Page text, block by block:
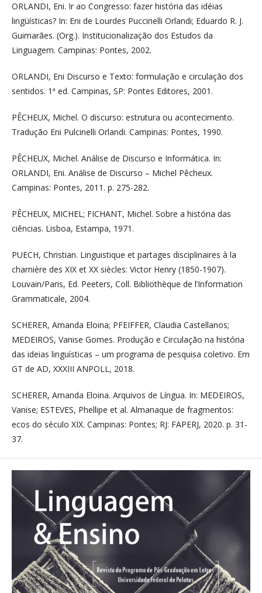
ORLANDI, Eni. Ir ao Congresso: fazer história das idéias
lingüísticas? In: Eni de Lourdes Puccinelli Orlandi; Eduardo R. J.
Guimarães. (Org.). Institucionalização dos Estudos da
Linguagem. Campinas: Pontes, 2002.
ORLANDI, Eni Discurso e Texto: formulação e circulação dos
sentidos. 1ª ed. Campinas, SP: Pontes Editores, 2001.
PÊCHEUX, Michel. O discurso: estrutura ou acontecimento.
Tradução Eni Pulcinelli Orlandi. Campinas: Pontes, 1990.
PÊCHEUX, Michel. Análise de Discurso e Informática. In:
ORLANDI, Eni. Análise de Discurso – Michel Pêcheux.
Campinas: Pontes, 2011. p. 275-282.
PÊCHEUX, MICHEL; FICHANT, Michel. Sobre a história das
ciências. Lisboa, Estampa, 1971.
PUECH, Christian. Linguistique et partages disciplinaires à la
charnière des XIX et XX siècles: Victor Henry (1850-1907).
Louvain/Paris, Ed. Peeters, Coll. Bibliothèque de l’Information
Grammaticale, 2004.
SCHERER, Amanda Eloina; PFEIFFER, Claudia Castellanos;
MEDEIROS, Vanise Gomes. Produção e Circulação na história
das ideias linguísticas – um programa de pesquisa coletivo. Em
GT de AD, XXXIII ANPOLL, 2018.
SCHERER, Amanda Eloina. Arquivos de Língua. In: MEDEIROS,
Vanise; ESTEVES, Phellipe et al. Almanaque de fragmentos:
ecos do século XIX. Campinas: Pontes; RJ: FAPERJ, 2020. p. 31-
37.